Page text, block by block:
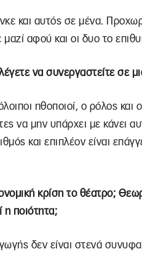
και αυτός σε μένα.
μαζί αφού και οι δυο το
να συνεργαστείτε σε
ηθοποιοί, ο ρόλος και
να μην υπάρχει με κάνει
και επιπλέον είναι
κρίση το θέατρο;
η ποιότητα;
δεν είναι στενά